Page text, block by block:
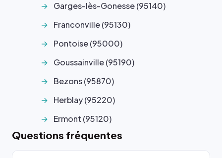
Garges-lès-Gonesse (95140)
Franconville (95130)
Pontoise (95000)
Goussainville (95190)
Bezons (95870)
Herblay (95220)
Ermont (95120)
Questions fréquentes